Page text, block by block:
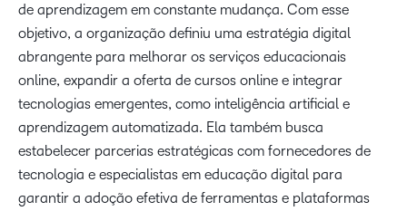
de aprendizagem em constante mudança. Com esse
objetivo, a organização definiu uma estratégia digital
abrangente para melhorar os serviços educacionais
online, expandir a oferta de cursos online e integrar
tecnologias emergentes, como inteligência artificial e
aprendizagem automatizada. Ela também busca
estabelecer parcerias estratégicas com fornecedores de
tecnologia e especialistas em educação digital para
garantir a adoção efetiva de ferramentas e plataformas